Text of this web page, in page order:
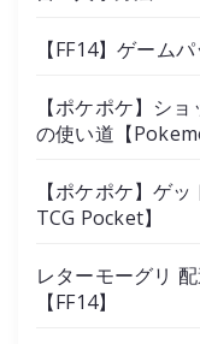
【FF14】ゲーム
【ポケポケ】シ
の使い道【
【ポケポケ】ゲ
TCG Pocket】
レターモーグリ
【FF14】